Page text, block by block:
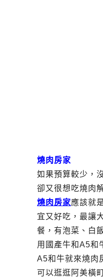
燒肉房家
如果預算較少，
卻又很想吃燒肉
燒肉房家應該就
宜又好吃，最讓
餐，有泡菜、白
用國產牛和A5和
A5和牛就來燒肉
可以逛逛阿美橫